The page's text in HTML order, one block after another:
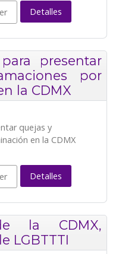
Detalles
presentar
por
la CDMX
quejas y
en la CDMX
Detalles
la CDMX,
LGBTTTI